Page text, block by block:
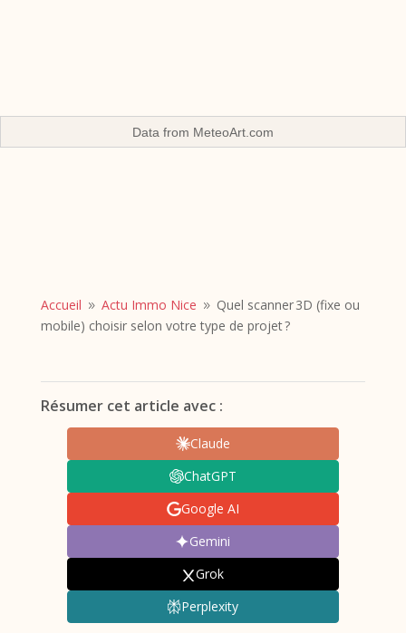
Data from MeteoArt.com
Accueil 9 Actu Immo Nice 9 Quel scanner 3D (fixe ou
mobile) choisir selon votre type de projet ?
Résumer cet article avec :
Claude
ChatGPT
Google AI
Gemini
Grok
Perplexity